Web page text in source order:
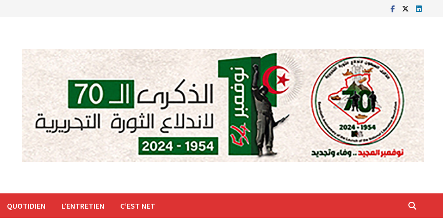
QUOTIDIEN L’ENTRETIEN C’EST NET